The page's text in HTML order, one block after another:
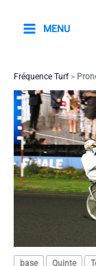
MENU
Fréquence Turf>
base Quinte